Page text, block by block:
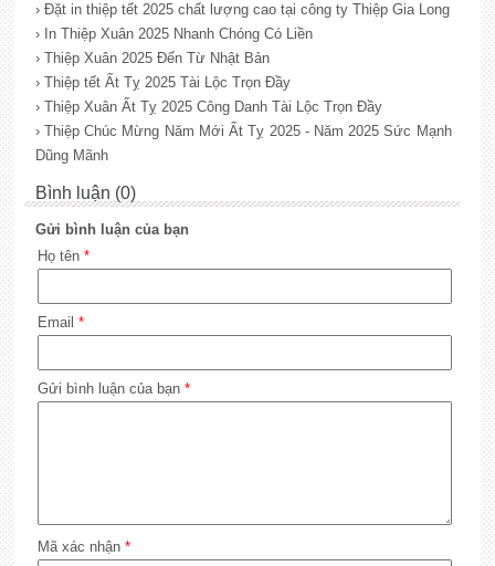
› Đặt in thiệp tết 2025 chất lượng cao tại công ty Thiệp Gia Long
› In Thiệp Xuân 2025 Nhanh Chóng Có Liền
› Thiệp Xuân 2025 Đến Từ Nhật Bản
› Thiệp tết Ất Tỵ 2025 Tài Lộc Trọn Đầy
› Thiệp Xuân Ất Tỵ 2025 Công Danh Tài Lộc Trọn Đầy
› Thiệp Chúc Mừng Năm Mới Ất Tỵ 2025 - Năm 2025 Sức Mạnh
Dũng Mãnh
Bình luận (0)
Gửi bình luận của bạn
Họ tên *
Email *
Gửi bình luận của bạn *
Mã xác nhận *